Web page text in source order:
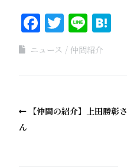
Facebook
Twitter
Line
ニュース 仲間紹介
【仲間の紹介】上田勝彰さ
ん